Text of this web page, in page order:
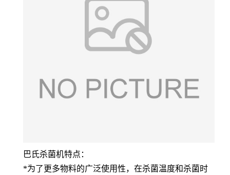
巴氏杀菌机特点：
*为了更多物料的广泛使用性，在杀菌温度和杀菌时